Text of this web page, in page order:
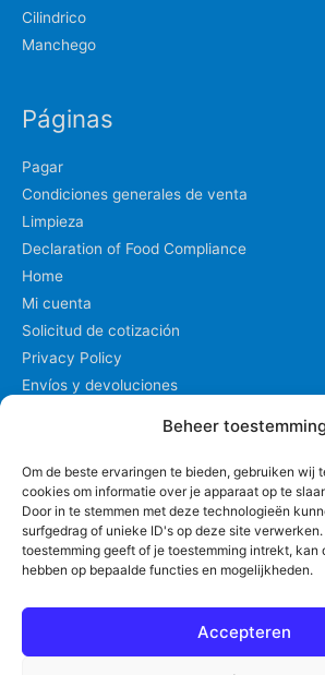
Beheer
Om de beste ervaringen te bieden, gebruiken wij
cookies om informatie over je apparaat op te
Door in te stemmen met deze technologieën
surfgedrag of unieke ID's op deze site verwerken.
toestemming geeft of je toestemming intrekt, kan
hebben op bepaalde functies en mogelijkheden.
Accepteren
Cilindrico
Manchego
Páginas
Pagar
Condiciones generales de venta
Limpieza
Declaration of Food Compliance
Home
Mi cuenta
Solicitud de cotización
Privacy Policy
Envíos y devoluciones
Declaracion de privacidad
Mi Carrito